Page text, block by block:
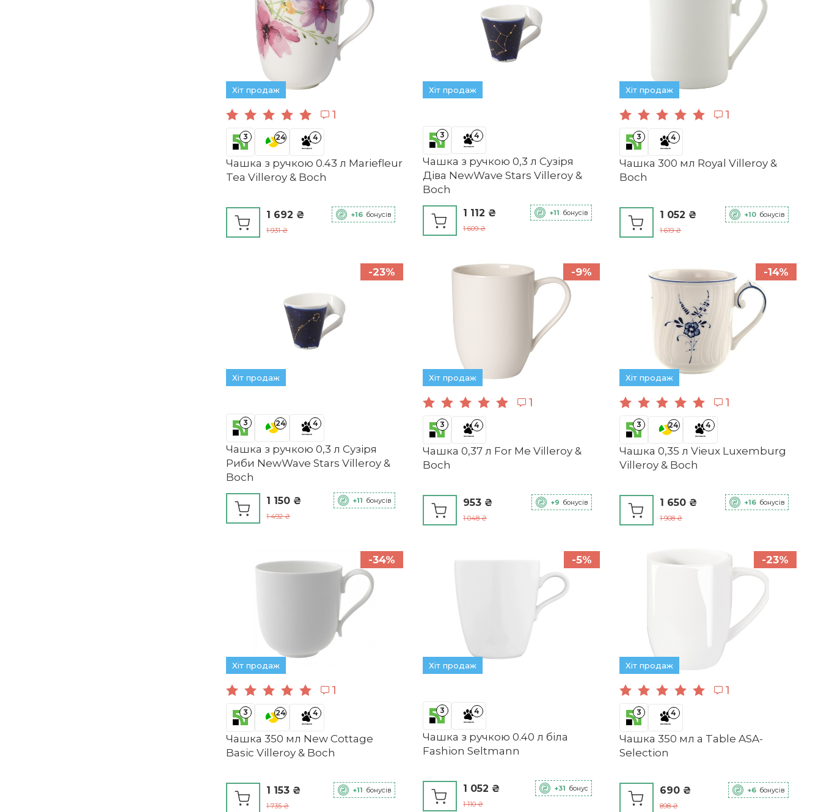
Хіт продаж
1
3 24 4
Чашка з ручкою 0.43 л Mariefleur
Tea Villeroy & Boch
1 692 ₴
1 931 ₴
+16 бонусів
Хіт продаж
3 4
Чашка з ручкою 0,3 л Сузіря
Діва NewWave Stars Villeroy &
Boch
1 112 ₴
1 609 ₴
+11 бонусів
Хіт продаж
1
3 4
Чашка 300 мл Royal Villeroy &
Boch
1 052 ₴
1 619 ₴
+10 бонусів
Хіт продаж
3 24 4
Чашка з ручкою 0,3 л Сузіря
Риби NewWave Stars Villeroy &
Boch
-23%
1 150 ₴
1 492 ₴
+11 бонусів
Хіт продаж
1
3 4
Чашка 0,37 л For Me Villeroy &
Boch
-9%
953 ₴
1 048 ₴
+9 бонусів
Хіт продаж
1
3 24 4
Чашка 0,35 л Vieux Luxemburg
Villeroy & Boch
-14%
1 650 ₴
1 908 ₴
+16 бонусів
Хіт продаж
1
3 24 4
Чашка 350 мл New Cottage
Basic Villeroy & Boch
-34%
1 153 ₴
1 735 ₴
+11 бонусів
Хіт продаж
3 4
Чашка з ручкою 0.40 л біла
Fashion Seltmann
-5%
1 052 ₴
1 110 ₴
+31 бонус
Хіт продаж
1
3 4
Чашка 350 мл a Table ASA-
Selection
-23%
690 ₴
898 ₴
+6 бонусів